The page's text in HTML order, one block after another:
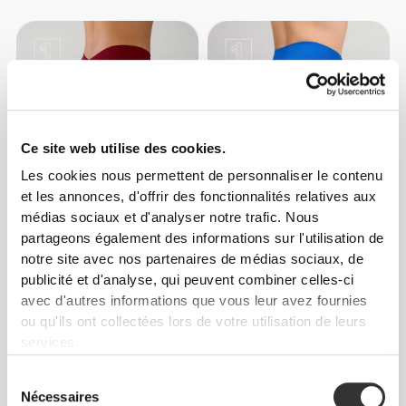
Ce site web utilise des cookies.
Les cookies nous permettent de personnaliser le contenu
et les annonces, d'offrir des fonctionnalités relatives aux
médias sociaux et d'analyser notre trafic. Nous
partageons également des informations sur l'utilisation de
notre site avec nos partenaires de médias sociaux, de
publicité et d'analyse, qui peuvent combiner celles-ci
avec d'autres informations que vous leur avez fournies
ou qu'ils ont collectées lors de votre utilisation de leurs
services.
Nécessaires
€39.99
Short Taille Mi-Haute Dos en
V MuseFit
€59.99
Legging Taille Mi-Haute
MuseFit